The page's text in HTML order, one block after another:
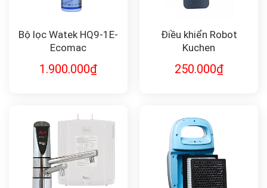
Bộ lọc Watek HQ9-1E-
Ecomac
1.900.000₫
Điều khiển Robot
Kuchen
250.000₫